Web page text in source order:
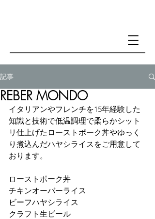
記事
REBER MONDO
イタリアンやフレンチを15年経験した
知識と技術で低温調理で柔らかシット
リ仕上げたローストポーク丼やゆっく
り煮込んだハヤシライスをご用意して
おります。
ローストポーク丼
チキンオーバーライス
ビーフハヤシライス
クラフト生ビール